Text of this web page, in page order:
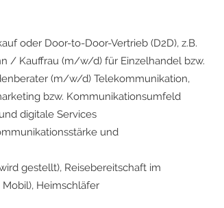
oder Door-to-Door-Vertrieb (D2D), z.B.
/ Kauffrau (m/w/d) für Einzelhandel bzw.
(m/w/d) Telekommunikation,
bzw. Kommunikationsumfeld
digitale Services
und
gestellt), Reisebereitschaft im
Mobil), Heimschläfer